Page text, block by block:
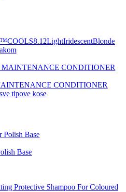
COOLS8.12LightIridescentBlonde
CONDITIONER
tipove kose
Base